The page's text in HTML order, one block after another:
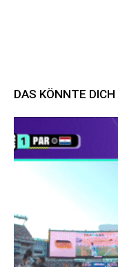
DAS KÖNNTE